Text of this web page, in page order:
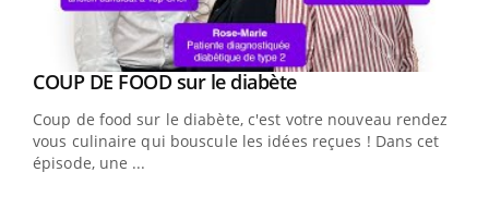
Youtube
COUP DE FOOD sur le diabèteYoutube
Coup de food sur le diabète, c'est votre nouveau rendez-
vous culinaire qui bouscule les idées reçues ! Dans cet
épisode, une ...